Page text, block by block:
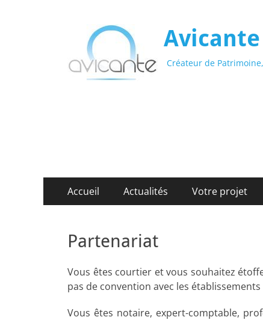
Avicante
Créateur de
Menu
principal
Accueil Actualités Votre projet
Partenariat
Vous êtes courtier et vous souhaitez
pas de convention avec les
Vous êtes notaire, expert-comptable,